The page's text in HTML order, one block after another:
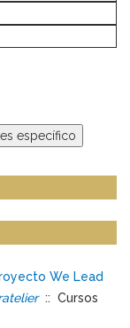
específico
We Lead
:: Cursos